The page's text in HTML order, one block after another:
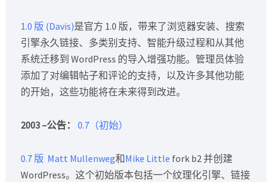
1.0 版 (Davis)是官方 1.0 版，带来了浏览器安装、搜索
引擎永久链接、多类别支持、智能升级过程和从其他
系统迁移到 WordPress 的导入增强功能。管理员体验
添加了对编辑帖子和评论的支持，以及许多其他功能
的开始，这些功能将在未来得到改进。
2003 –公告： 0.7（初始）
0.7 版 Matt Mullenweg和Mike Little fork b2 并创建
WordPress。这个初始版本包括一个纹理化引擎、链接